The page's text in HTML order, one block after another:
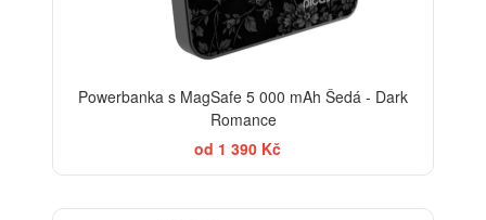
Powerbanka s MagSafe 5 000 mAh Šedá - Dark
Romance
od 1 390 Kč